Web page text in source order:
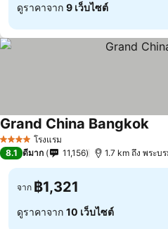
ดูราคาจาก 9 เว็บไซต์
4 ดาว โรงแรม
Grand China Bangkok
8.1 ดีมาก 11,156 1.7 km ถึง พระบ
จาก ฿1,321
ดูราคาจาก 10 เว็บไซต์